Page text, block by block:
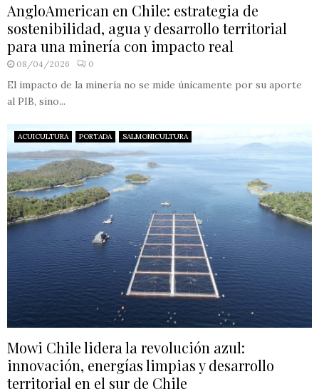
AngloAmerican en Chile: estrategia de
sostenibilidad, agua y desarrollo territorial
para una minería con impacto real
08/04/2026 0
El impacto de la minería no se mide únicamente por su aporte
al PIB, sino...
ACUICULTURA PORTADA SALMONICULTURA
Mowi Chile lidera la revolución azul:
innovación, energías limpias y desarrollo
territorial en el sur de Chile